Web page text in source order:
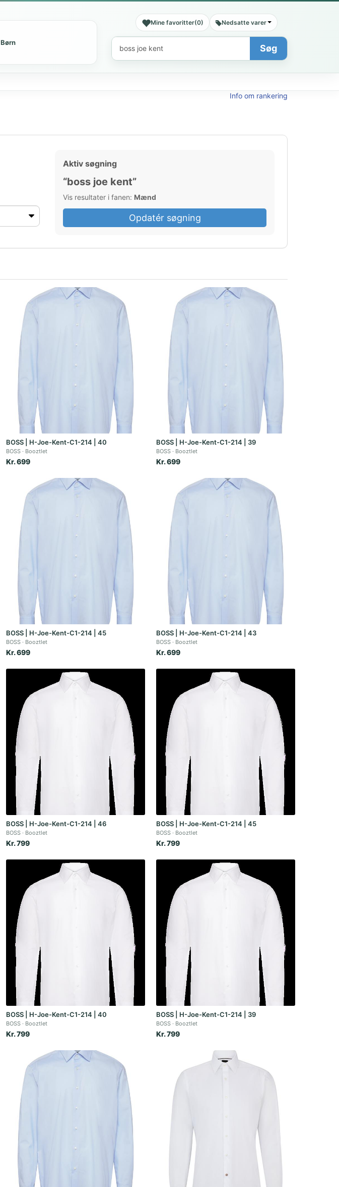
Børn
Mine favoritter(0) Nedsatte varer
Søg
Søg
Info om rankering
Aktiv søgning
“boss joe kent”
Vis resultater i fanen: Mænd
Opdatér søgning
BOSS | H-Joe-Kent-C1-214 | 40
BOSS Booztlet
Kr. 699
BOSS | H-Joe-Kent-C1-214 | 39
BOSS Booztlet
Kr. 699
BOSS | H-Joe-Kent-C1-214 | 45
BOSS Booztlet
Kr. 699
BOSS | H-Joe-Kent-C1-214 | 43
BOSS Booztlet
Kr. 699
BOSS | H-Joe-Kent-C1-214 | 46
BOSS Booztlet
Kr. 799
BOSS | H-Joe-Kent-C1-214 | 45
BOSS Booztlet
Kr. 799
BOSS | H-Joe-Kent-C1-214 | 40
BOSS Booztlet
Kr. 799
BOSS | H-Joe-Kent-C1-214 | 39
BOSS Booztlet
Kr. 799